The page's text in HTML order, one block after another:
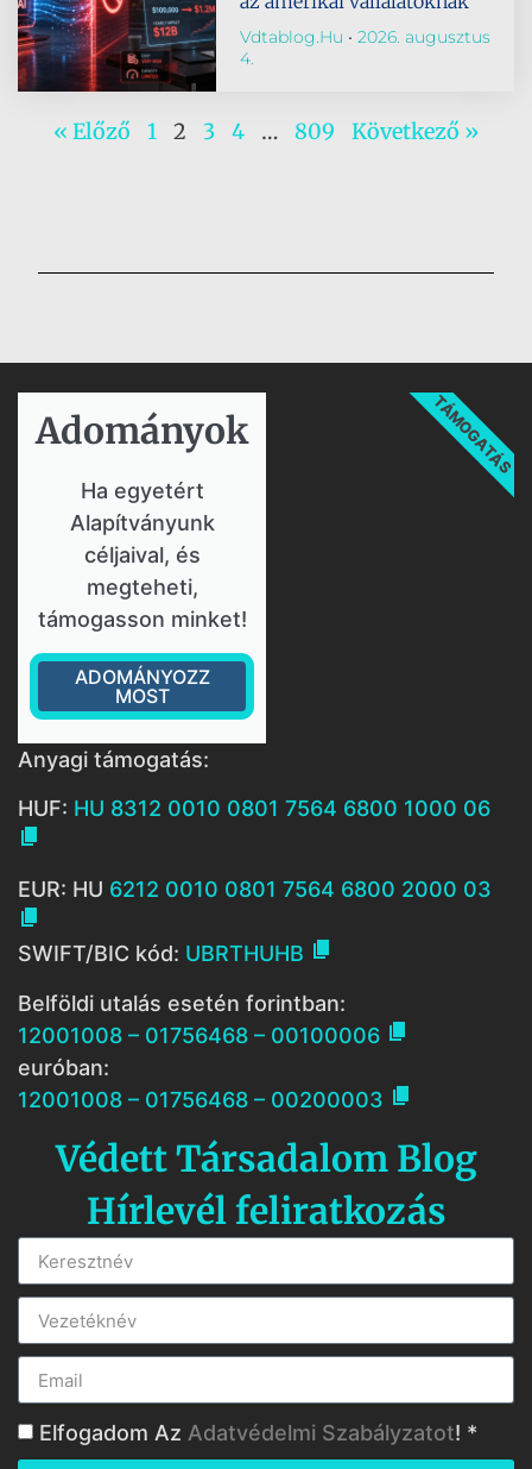
Vdtablog.hu
2026. augusztus
4.
« Előző 1 2 3 4 … 809 Következő »
Adományok​
Ha egyetért
Alapítványunk
céljaival, és
megteheti,
támogasson minket!
ADOMÁNYOZZ
MOST
TÁMOGATÁS
Anyagi támogatás:
HUF: HU 8312 0010 0801 7564 6800 1000 06

EUR: HU 6212 0010 0801 7564 6800 2000 03

SWIFT/BIC kód: UBRTHUHB 
Belföldi utalás esetén forintban:
12001008 – 01756468 – 00100006 
euróban:
12001008 – 01756468 – 00200003 
Védett Társadalom Blog
Hírlevél feliratkozás
Elfogadom Az Adatvédelmi Szabályzatot! *